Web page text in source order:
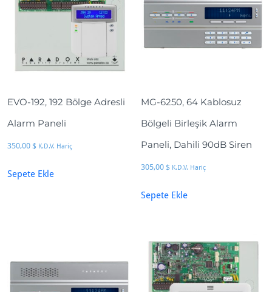
EVO-192, 192 Bölge Adresli
Alarm Paneli
350,00 $ K.D.V. Hariç
Sepete Ekle
MG-6250, 64 Kablosuz
Bölgeli Birleşik Alarm
Paneli, Dahili 90dB Siren
305,00 $ K.D.V. Hariç
Sepete Ekle